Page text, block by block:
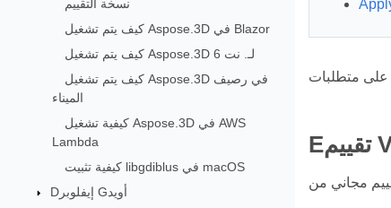
نسخة التقييم
كيف يتم تشغيل Aspose.3D في Blazor
كيف يتم تشغيل Aspose.3D لـ. نت 6
كيف يتم تشغيل Aspose.3D في رصيف
الميناء
كيفية تشغيل Aspose.3D في AWS
Lambda
كيفية تثبيت libgdiblus في macOS
Dإيفلوبر Gأويد